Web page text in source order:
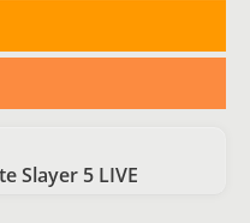
Slayer 5 LIVE